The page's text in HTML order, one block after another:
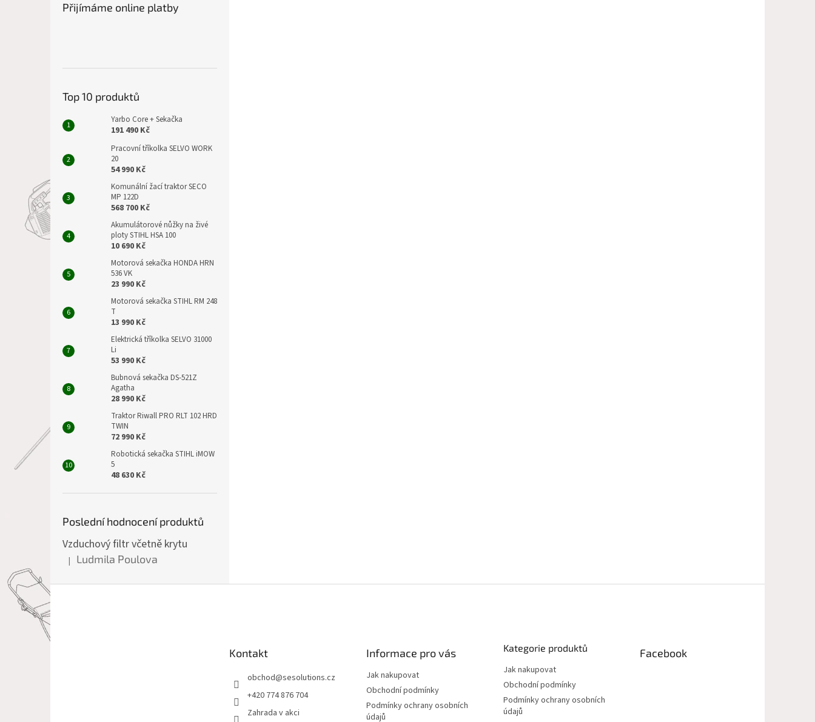
Přijímáme online platby
Top 10 produktů
Yarbo Core + Sekačka
191 490 Kč
Pracovní tříkolka SELVO WORK
20
54 990 Kč
Komunální žací traktor SECO
MP 122D
568 700 Kč
Akumulátorové nůžky na živé
ploty STIHL HSA 100
10 690 Kč
Motorová sekačka HONDA HRN
536 VK
23 990 Kč
Motorová sekačka STIHL RM 248
T
13 990 Kč
Elektrická tříkolka SELVO 31000
Li
53 990 Kč
Bubnová sekačka DS-521Z
Agatha
28 990 Kč
Traktor Riwall PRO RLT 102 HRD
TWIN
72 990 Kč
Robotická sekačka STIHL iMOW
5
48 630 Kč
Poslední hodnocení produktů
Vzduchový filtr včetně krytu
Hodnocení produktu je 5 z 5 hvězdiček.
| Ludmila Poulova
Kontakt
obchod@sesolutions.cz
+420 774 876 704
Zahrada v akci
Informace pro vás
Jak nakupovat
Obchodní podmínky
Podmínky ochrany osobních
údajů
Kategorie produktů
Jak nakupovat
Obchodní podmínky
Podmínky ochrany osobních
údajů
Facebook